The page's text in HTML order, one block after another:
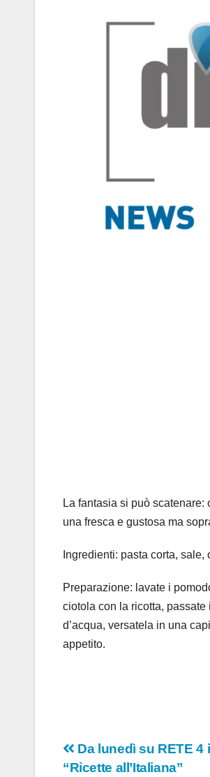
La fantasia si può
una fresca e gustosa ma
Ingredienti: pasta corta,
Preparazione: lavate i
ciotola con la ricotta, passate
d’acqua, versatela in una
appetito.
Navigazione
Da lunedì su RETE
“Ricette all’Italiana”